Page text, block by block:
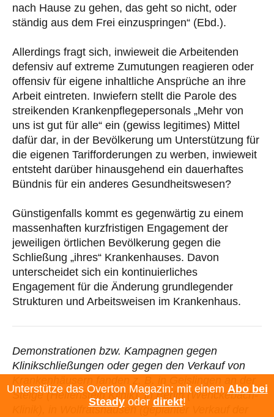
nach Hause zu gehen, das geht so nicht, oder
ständig aus dem Frei einzuspringen“ (Ebd.).
Allerdings fragt sich, inwieweit die Arbeitenden
defensiv auf extreme Zumutungen reagieren oder
offensiv für eigene inhaltliche Ansprüche an ihre
Arbeit eintreten. Inwiefern stellt die Parole des
streikenden Krankenpflegepersonals „Mehr von
uns ist gut für alle“ ein (gewiss legitimes) Mittel
dafür dar, in der Bevölkerung um Unterstützung für
die eigenen Tarifforderungen zu werben, inwieweit
entsteht darüber hinausgehend ein dauerhaftes
Bündnis für ein anderes Gesundheitswesen?
Günstigenfalls kommt es gegenwärtig zu einem
massenhaften kurzfristigen Engagement der
jeweiligen örtlichen Bevölkerung gegen die
Schließung „ihres“ Krankenhauses. Davon
unterscheidet sich ein kontinuierliches
Engagement für die Änderung grundlegender
Strukturen und Arbeitsweisen im Krankenhaus.
Demonstrationen bzw. Kampagnen gegen
Klinikschließungen oder gegen den Verkauf von
Steige (Helfenstein Klinik), in Berlin (Wenckebach-
Klinik), in Wolfratshausen (geplanter Verkauf der
Unterstütze das Overton Magazin: mit einem Abo bei
Steadyoder direkt!